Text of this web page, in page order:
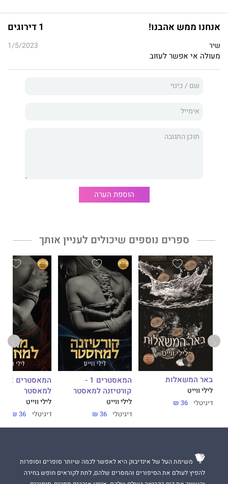
הצל הנוכח שהתבונן בה בשנתה.
המאהב שהעדיף אותה כנועה בסמטאות מלוכלכות על פני סדינים
הנבל שחירב את חייה.
תשנאו אותי ותאמרו שאני טועה.
אחר, כי ידעתי שרק אני מסוגל לראות שהיא טובעת בים של בינוניות
והתפשרות.
הייתה לו הזדמנות להסב לה אושר.
הוא נכשל.
הוא לא קלט שהיא גוססת מבפנים, מפני שהוא לא היה יכול להכיר
לא כפי שאני הכרתי אותה.
רציתי אותה שלי. כך היה מאז ומתמיד. ואף על פי שהייתי הדבר הכי
השומר שלה.
הגבר היחיד שיכול להחזיר אותה לחיים.
אנחנו ממש אהבנו! 1 דירוגים
שיר 1/5/2023
מעולה אי אפשר לעזוב
הוספת הערה
ספרים נוספים שיכולים לעניין אותך
באר המשאלות
לילי ווייט
דיגיטלי 36 ₪
המאסטרים 1 -
קורטיזנה למאסטר
לילי ווייט
דיגיטלי 36 ₪
למאסטר
לילי ווייט
דיגיטלי 36 ₪
משימת העל של אינדיבוק היא לאפשר לכמה שיותר סופרים וסופרות
להפיץ לעולם את הסיפורים והמסרים שלהם, לתת לקוראים חופש בחירה